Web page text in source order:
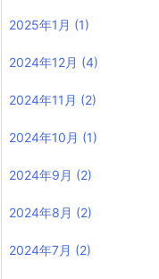
2025年1月 (1)
2024年12月 (4)
2024年11月 (2)
2024年10月 (1)
2024年9月 (2)
2024年8月 (2)
2024年7月 (2)